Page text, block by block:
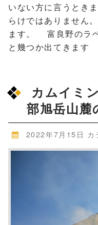
いない方に言うとき
らけではありません
ます。 富良野のラ
と幾つか出てきます
カムイミ
部旭岳山麓
2022年7月15日 カ